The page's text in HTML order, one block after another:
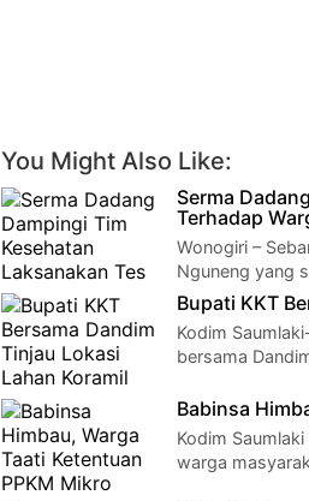
You Might Also Like:
Serma
Terhadap
Wonogiri –
Nguneng yang
Bupati KKT
Kodim
bersama
Babinsa
Kodim
warga